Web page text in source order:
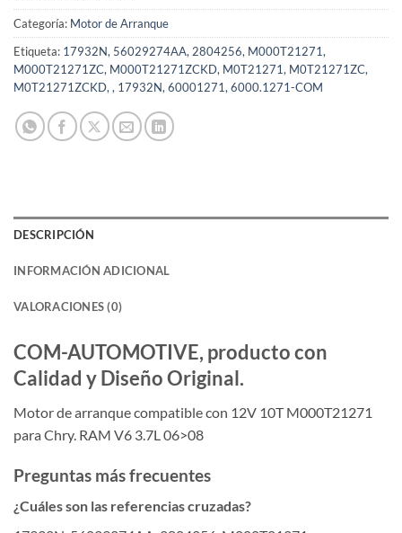
Categoría: Motor de Arranque
Etiqueta: 17932N, 56029274AA, 2804256, M000T21271,
M000T21271ZC, M000T21271ZCKD, M0T21271, M0T21271ZC,
M0T21271ZCKD, , 17932N, 60001271, 6000.1271-COM
DESCRIPCIÓN
INFORMACIÓN ADICIONAL
VALORACIONES (0)
COM-AUTOMOTIVE, producto con
Calidad y Diseño Original.
Motor de arranque compatible con 12V 10T M000T21271
para Chry. RAM V6 3.7L 06>08
Preguntas más frecuentes
¿Cuáles son las referencias cruzadas?